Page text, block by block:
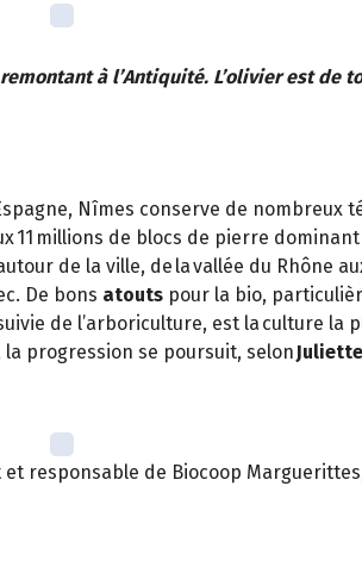
à l’Antiquité. L’olivier est de
Nîmes conserve de nombreux
millions de blocs de pierre
de la ville, de la vallée du Rhône
De bons atouts pour la bio,
de l’arboriculture, est la culture
la progression se poursuit, selon
responsable de Biocoop